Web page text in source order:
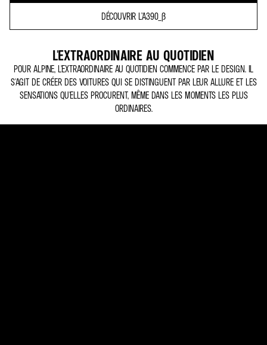
DÉCOUVRIR L’A390_Β
L'EXTRAORDINAIRE AU QUOTIDIEN
POUR ALPINE, L'EXTRAORDINAIRE AU QUOTIDIEN COMMENCE PAR LE DESIGN. IL
S'AGIT DE CRÉER DES VOITURES QUI SE DISTINGUENT PAR LEUR ALLURE ET LES
SENSATIONS QU'ELLES PROCURENT, MÊME DANS LES MOMENTS LES PLUS
ORDINAIRES.